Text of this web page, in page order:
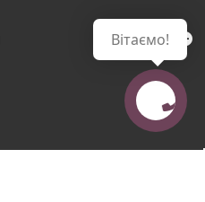
Вітаємо!